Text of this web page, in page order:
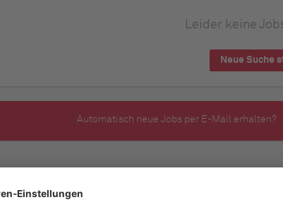
Leider keine
Neue Suche
Automatisch neue Jobs per E-Mail erhalten?